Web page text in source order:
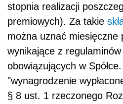
stopnia realizacji
premiowych). Za takie
można uznać miesięczne
wynikające z
obowiązujących w
"wynagrodzenie
§ 8 ust. 1 rzeczonego